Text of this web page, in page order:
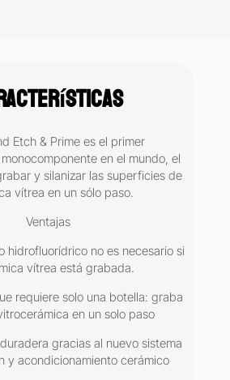
cantidad
Etch & Prime es el primer
en el mundo, el
y silanizar las superficies de
vítrea en un sólo paso.
Ventajas
hidrofluorídrico no es necesario si
vítrea está grabada.
requiere solo una botella: graba
en un solo paso
gracias al nuevo sistema
y acondicionamiento cerámico